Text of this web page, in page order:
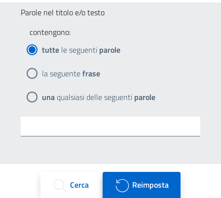
Parole nel titolo e/o testo
contengono:
tutte le seguenti parole
la seguentefrase
unaqualsiasi delle seguenti parole
Cerca Reimposta